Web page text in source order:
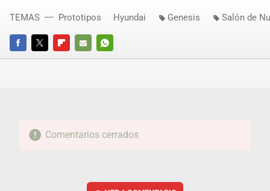
FACEBOOKTWITTERFLIPBOARD
E-
WHATSAPP
TEMAS Prototipos Hyundai Genesis Salón de
Comentarios cerrados